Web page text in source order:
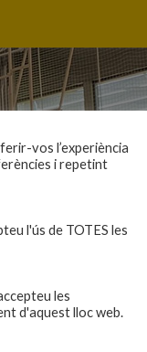
vos l’experiència
i repetint
l'ús de TOTES les
les
d'aquest lloc web.